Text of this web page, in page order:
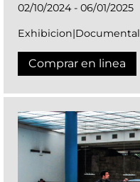
02/10/2024 - 06/01/2025
Exhibicion|Documental
Comprar en linea